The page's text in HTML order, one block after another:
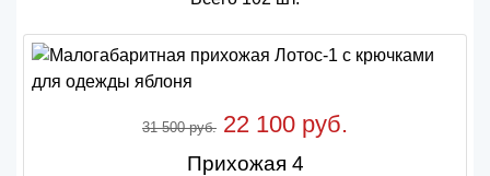
31 500 руб. 22 100 руб.
Прихожая 4